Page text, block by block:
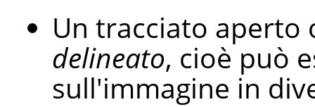
Un tracciato aperto
delineato, cioè può
sull'immagine in